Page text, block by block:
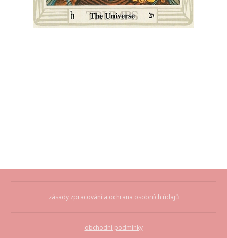
zásady zpracování a ochrana osobních údajů
obchodní podmínky